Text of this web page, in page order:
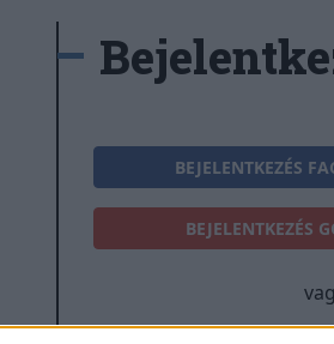
BEJELENTKEZÉS
BEJELENTKEZÉS